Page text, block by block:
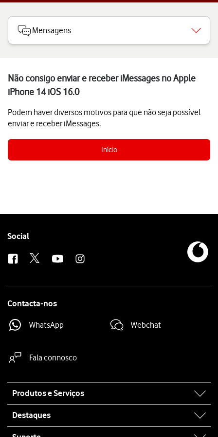
Mensagens
Não consigo enviar e receber iMessages no Apple
iPhone 14 iOS 16.0
Podem haver diversos motivos para que não seja possível
enviar e receber iMessages.
Início
Follow
Social
Contacta-nos
WhatsApp Webchat
Fala connosco
map
Produtos e Serviços
Destaques